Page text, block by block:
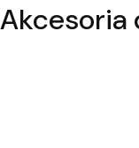
Akcesoria